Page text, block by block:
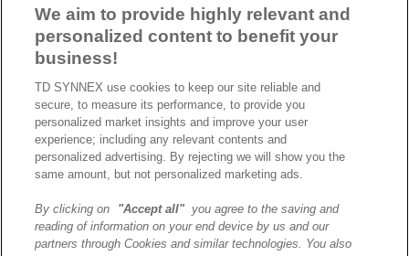
J’ai lu et j’accepte la
We aim to provide highly relevant and
personalized content to benefit your
business!
TD SYNNEX use cookies to keep our site reliable and
secure, to measure its performance, to provide you
personalized market insights and improve your user
experience; including any relevant contents and
personalized advertising. By rejecting we will show you the
same amount, but not personalized marketing ads.
By clicking on "Accept all"you agree to the saving and
reading of information on your end device by us and our
partners through Cookies and similar technologies. You also